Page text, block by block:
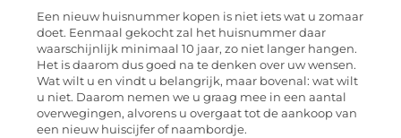
Een nieuw huisnummer kopen is niet iets wat u zomaar
doet. Eenmaal gekocht zal het huisnummer daar
waarschijnlijk minimaal 10 jaar, zo niet langer hangen.
Het is daarom dus goed na te denken over uw wensen.
Wat wilt u en vindt u belangrijk, maar bovenal: wat wilt
u niet. Daarom nemen we u graag mee in een aantal
overwegingen, alvorens u overgaat tot de aankoop van
een nieuw huiscijfer of naambordje.